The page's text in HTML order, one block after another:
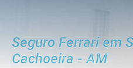
Seguro Ferrari em
Cachoeira - AM